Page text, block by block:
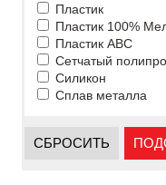
Пластик
Пластик 100%
Пластик ABC
Сетчатый
Силикон
Сплав металла
СБРОСИТЬ